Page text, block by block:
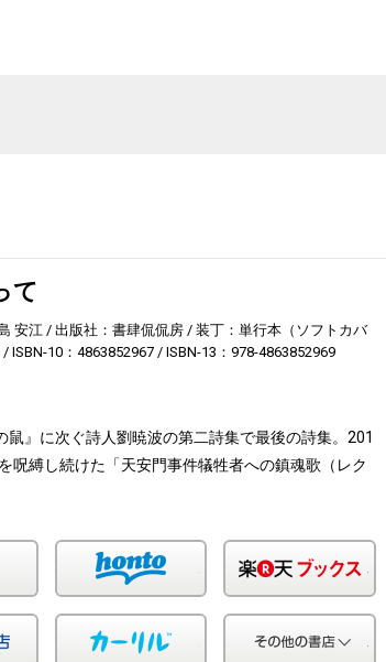
て
安江 出版社：書肆侃侃房
装丁：単行本（ソフトカバ
ISBN-10：4863852967 ISBN-13：978-4863852969
』に次ぐ詩人劉暁波の第二詩集で最後の詩集。201
呪縛し続けた「天安門事件犠牲者への鎮魂歌（レク
honto
紀伊国屋 カーリル